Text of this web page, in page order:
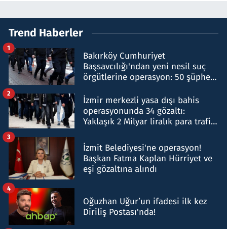
Trend Haberler
Bakırköy Cumhuriyet
Başsavcılığı'ndan yeni nesil suç
örgütlerine operasyon: 50 şüpheli
1
İzmir merkezli yasa dışı bahis
operasyonunda 34 gözaltı:
Yaklaşık 2 Milyar liralık para trafiği
2
İzmit Belediyesi'ne operasyon!
Başkan Fatma Kaplan Hürriyet ve
eşi gözaltına alındı
3
Oğuzhan Uğur’un ifadesi ilk kez
Diriliş Postası'nda!
4